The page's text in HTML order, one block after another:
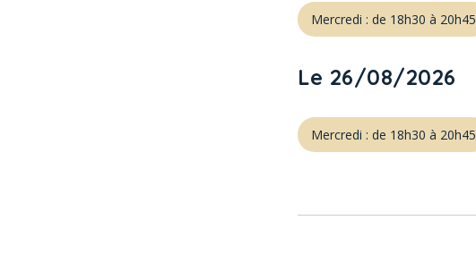
Mercredi : de 18h30 à 20h45
Le 26/08/2026
Mercredi : de 18h30 à 20h45